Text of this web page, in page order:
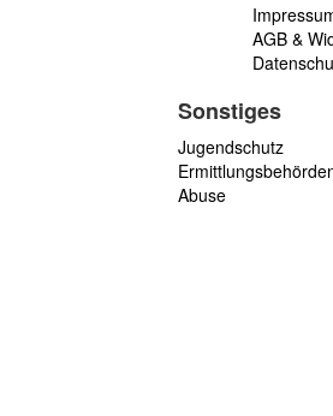
AGB &
Sonstiges
Jugendschutz
Abuse